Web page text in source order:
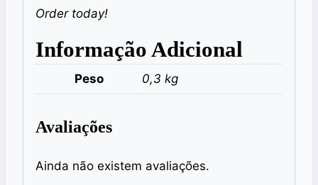
Order today!
Informação Adicional
Peso 0,3 kg
Avaliações
Ainda não existem avaliações.